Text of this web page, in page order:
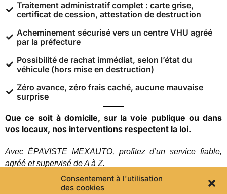
Consentement à l'utilisation
des cookies
Traitement administratif complet : carte grise,
certificat de cession, attestation de destruction
Acheminement sécurisé vers un centre VHU agréé
par la préfecture
Possibilité de rachat immédiat, selon l’état du
véhicule (hors mise en destruction)
Zéro avance, zéro frais caché, aucune mauvaise
surprise
Que ce soit à domicile, sur la voie publique ou dans
vos locaux, nos interventions respectent la loi.
Avec ÉPAVISTE MEXAUTO, profitez d’un service fiable,
agréé et supervisé de A à Z.
Une demande = un enchaînement rapide.